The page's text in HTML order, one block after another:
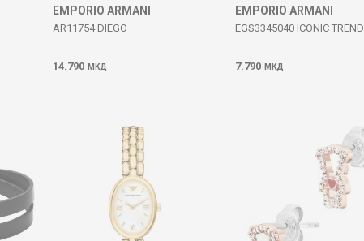
EMPORIO ARMANI
AR11754 DIEGO
14.790 МКД
EMPORIO ARMANI
EGS3345040 ICONIC TREND
7.790 МКД